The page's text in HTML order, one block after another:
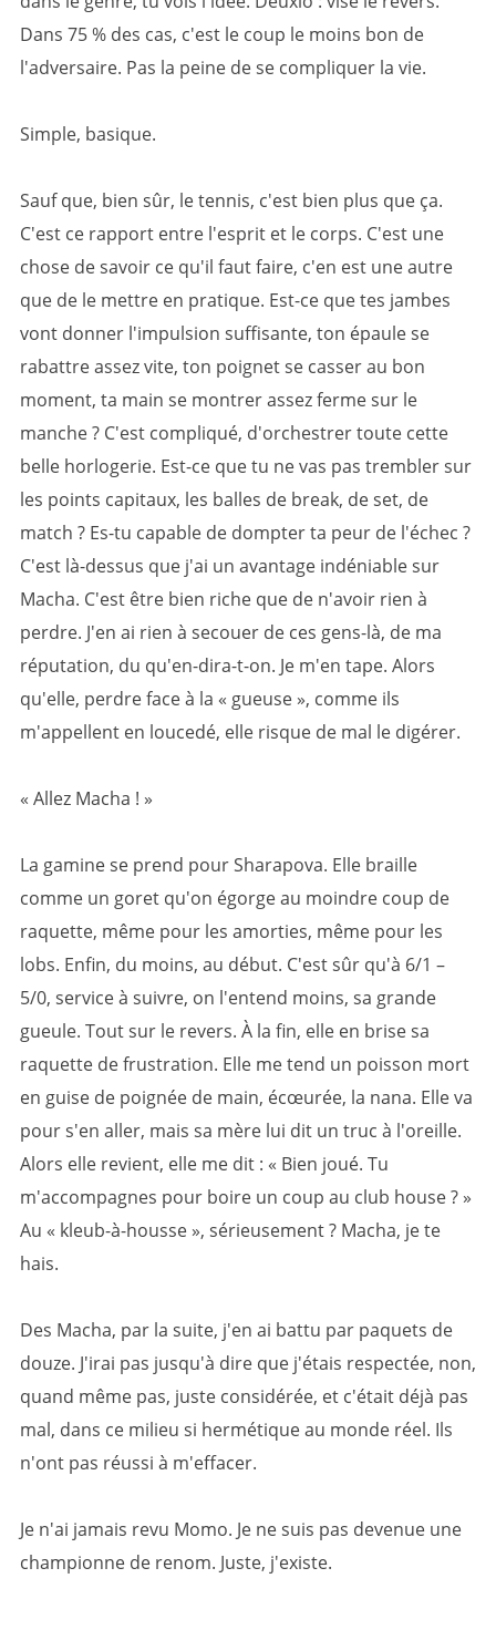
Dans 75 % des cas, c'est le coup le moins bon de
l'adversaire. Pas la peine de se compliquer la vie.
Simple, basique.
Sauf que, bien sûr, le tennis, c'est bien plus que ça.
C'est ce rapport entre l'esprit et le corps. C'est une
chose de savoir ce qu'il faut faire, c'en est une autre
que de le mettre en pratique. Est-ce que tes jambes
vont donner l'impulsion suffisante, ton épaule se
rabattre assez vite, ton poignet se casser au bon
moment, ta main se montrer assez ferme sur le
manche ? C'est compliqué, d'orchestrer toute cette
belle horlogerie. Est-ce que tu ne vas pas trembler sur
les points capitaux, les balles de break, de set, de
match ? Es-tu capable de dompter ta peur de l'échec ?
C'est là-dessus que j'ai un avantage indéniable sur
Macha. C'est être bien riche que de n'avoir rien à
perdre. J'en ai rien à secouer de ces gens-là, de ma
réputation, du qu'en-dira-t-on. Je m'en tape. Alors
qu'elle, perdre face à la « gueuse », comme ils
m'appellent en loucedé, elle risque de mal le digérer.
« Allez Macha ! »
La gamine se prend pour Sharapova. Elle braille
comme un goret qu'on égorge au moindre coup de
raquette, même pour les amorties, même pour les
lobs. Enfin, du moins, au début. C'est sûr qu'à 6/1 –
5/0, service à suivre, on l'entend moins, sa grande
gueule. Tout sur le revers. À la fin, elle en brise sa
raquette de frustration. Elle me tend un poisson mort
en guise de poignée de main, écœurée, la nana. Elle va
pour s'en aller, mais sa mère lui dit un truc à l'oreille.
Alors elle revient, elle me dit : « Bien joué. Tu
m'accompagnes pour boire un coup au club house ? »
Au « kleub-à-housse », sérieusement ? Macha, je te
hais.
Des Macha, par la suite, j'en ai battu par paquets de
douze. J'irai pas jusqu'à dire que j'étais respectée, non,
quand même pas, juste considérée, et c'était déjà pas
mal, dans ce milieu si hermétique au monde réel. Ils
n'ont pas réussi à m'effacer.
Je n'ai jamais revu Momo. Je ne suis pas devenue une
championne de renom. Juste, j'existe.